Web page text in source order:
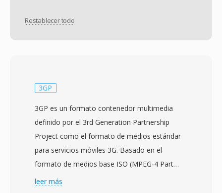
Restablecer todo
3GP
3GP es un formato contenedor multimedia
definido por el 3rd Generation Partnership
Project como el formato de medios estándar
para servicios móviles 3G. Basado en el
formato de medios base ISO (MPEG-4 Part
12), fue diseñado para reducir los requisitos de
leer más